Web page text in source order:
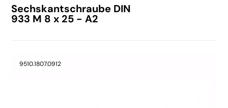
Sechskantschraube DIN
933 M 8 x 25 - A2
9510.1807.0912